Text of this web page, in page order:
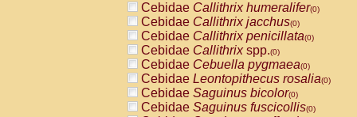
Cebidae Callithrix humeralifer(0)
Cebidae Callithrix jacchus(0)
Cebidae Callithrix penicillata(0)
Cebidae Callithrixspp.(0)
Cebidae Cebuella pygmaea(0)
Cebidae Leontopithecus rosalia(0)
Cebidae Saguinus bicolor(0)
Cebidae Saguinus fuscicollis(0)